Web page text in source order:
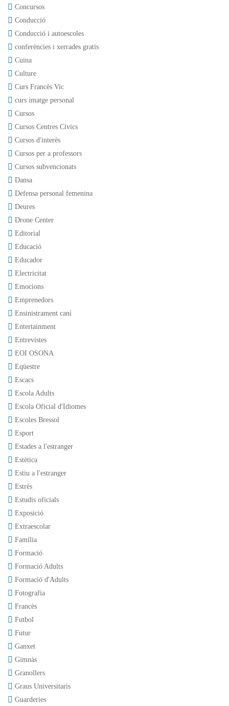
Concursos
Conducció
Conducció i autoescoles
conferències i xerrades gratis
Cuina
Culture
Curs Francès Vic
curs imatge personal
Cursos
Cursos Centres Cívics
Cursos d'interès
Cursos per a professors
Cursos subvencionats
Dansa
Defensa personal femenina
Deures
Drone Center
Editorial
Educació
Educador
Electricitat
Emocions
Emprenedors
Ensinistrament caní
Entertainment
Entrevistes
EOI OSONA
Eqüestre
Escacs
Escola Adults
Escola Oficial d'Idiomes
Escoles Bressol
Esport
Estades a l'estranger
Estètica
Estiu a l'estranger
Estrès
Estudis oficials
Exposició
Extraescolar
Família
Formació
Formació Adults
Formació d'Adults
Fotografia
Francès
Futbol
Futur
Ganxet
Gimnàs
Granollers
Graus Universitaris
Guarderies